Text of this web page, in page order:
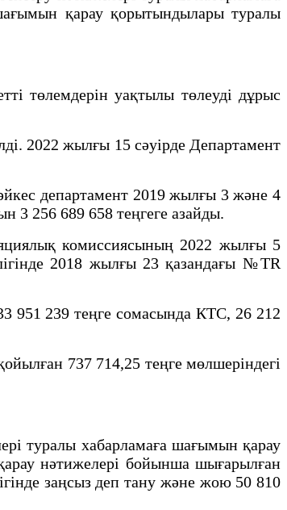
қарау қорытындылары туралы
төлемдерін уақтылы төлеуді дұрыс
2022 жылғы 15 сәуірде Департамент
департамент 2019 жылғы 3 және 4
3 256 689 658 теңгеге азайды.
комиссиясының 2022 жылғы 5
2018 жылғы 23 қазандағы №TR
239 теңге сомасында КТС, 26 212
737 714,25 теңге мөлшеріндегі
туралы хабарламаға шағымын қарау
нәтижелері бойынша шығарылған
заңсыз деп тану және жою 50 810